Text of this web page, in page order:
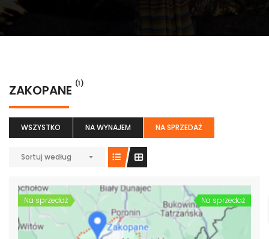
ZAKOPANE (1)
WSZYSTKO NA WYNAJEM NA SPRZEDAŻ
Sortuj według
Na sprzedaż Na sprzedaż